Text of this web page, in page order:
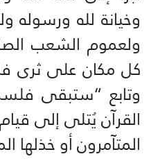
وخيانة لله ورسوله
ولعموم الشعب
كل مكان على ثرى
وتابع “ستبقى
القرآن يُتلى إلى
المتآمرون أو خذلها